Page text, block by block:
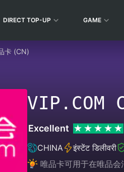
DIRECT TOP-UP GAME
卡 (CN)
VIP.COM
Excellent
CHINA
इंस्टेंट डिलीवरी
唯品卡可用于在唯品会